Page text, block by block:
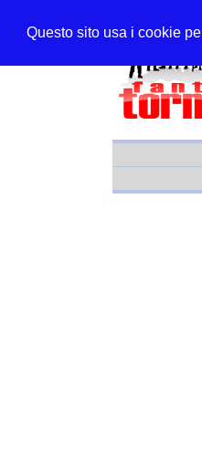
Questo sito usa i cookie